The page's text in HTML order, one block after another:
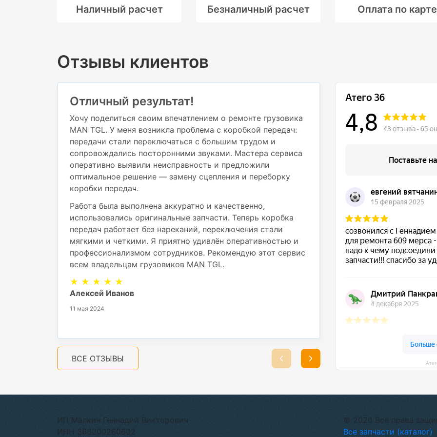
Наличный расчет Безналичный расчет Оплата по карте
Отзывы клиентов
Отличный результат!
Хочу поделиться своим впечатлением о ремонте грузовика
MAN TGL. У меня возникла проблема с коробкой передач:
передачи стали переключаться с большим трудом и
сопровождались посторонними звуками. Мастера сервиса
оперативно выявили неисправность и предложили
оптимальное решение — замену сцепления и переборку
коробки передач.
Работа была выполнена аккуратно и качественно,
использовались оригинальные запчасти. Теперь коробка
передач работает без нареканий, переключения стали
мягкими и четкими. Я приятно удивлён оперативностью и
профессионализмом сотрудников. Рекомендую этот сервис
всем владельцам грузовиков MAN TGL.
★ ★ ★ ★ ★
Алексей Иванов
11 мая 2024
деталям
Недавно обращался в
частью. При
вибрация на рулевом
подвески — пришлось
также провести
Работы были
использовали
выполненные работы.
стабильно, никаких
Большое спасибо за
★ ★ ★ ★ ★
Сергей Подрубный
25 августа 2025
ВСЕ ОТЗЫВЫ
ИП Малкин Геннадий Викторович
ИНН 366200280602
© 2026 Все права
Все запчасти (каталог)